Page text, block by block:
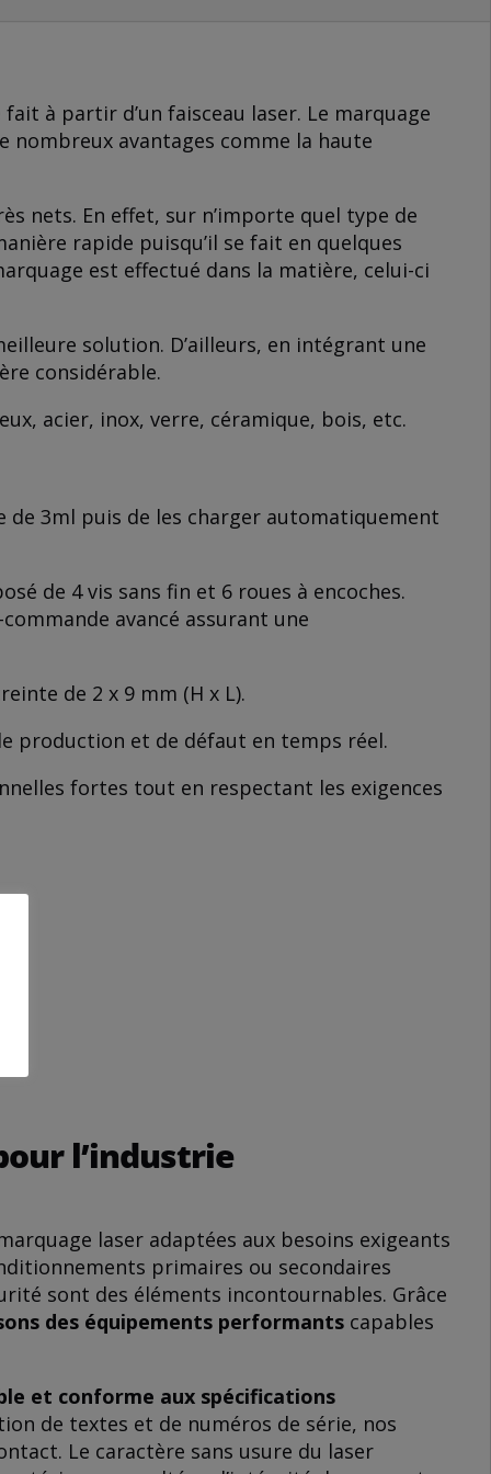
à partir d’un faisceau laser. Le marquage
avantages comme la haute
nets. En effet, sur n’importe quel type de
rapide puisqu’il se fait en quelques
est effectué dans la matière, celui-ci
solution. D’ailleurs, en intégrant une
considérable.
acier, inox, verre, céramique, bois, etc.
de 3ml puis de les charger automatiquement
de 4 vis sans fin et 6 roues à encoches.
avancé assurant une
de 2 x 9 mm (H x L).
production et de défaut en temps réel.
fortes tout en respectant les exigences
l’industrie
laser adaptées aux besoins exigeants
primaires ou secondaires
sont des éléments incontournables. Grâce
des équipements performants capables
et conforme aux spécifications
de textes et de numéros de série, nos
Le caractère sans usure du laser